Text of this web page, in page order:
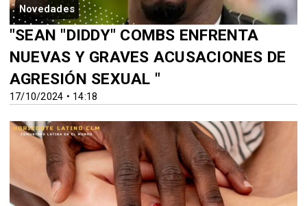
Novedades
17/10/2024 • 14:18
"SEAN "DIDDY" COMBS ENFRENTA
NUEVAS Y GRAVES ACUSACIONES DE
AGRESIÓN SEXUAL "